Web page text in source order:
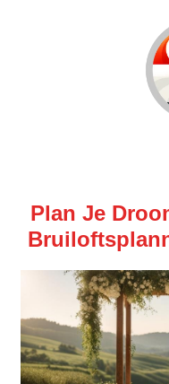
Plan Je